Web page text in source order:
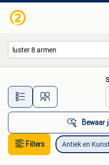
Alle
Bewaar
Filters Antiek en Kunst